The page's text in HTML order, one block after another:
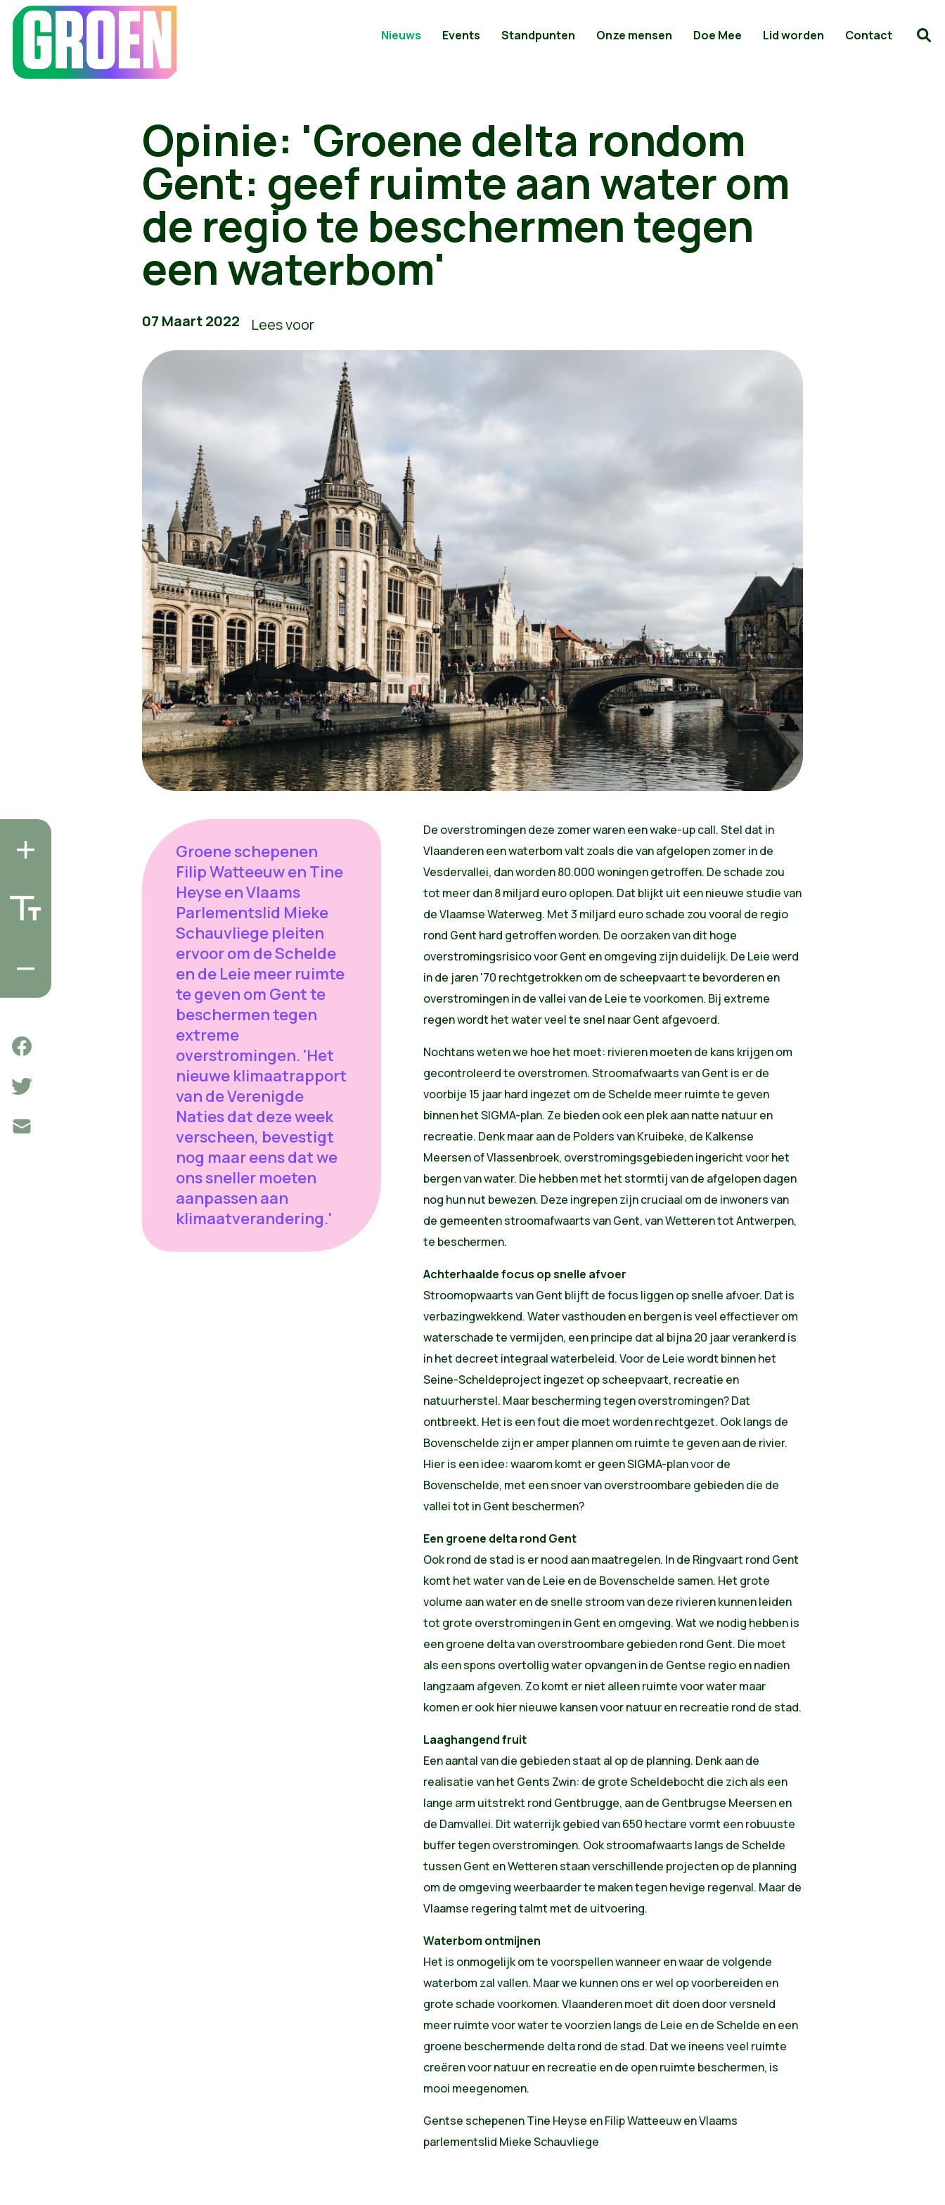
Nieuws Events Standpunten Onze mensen Doe Mee Lid worden Contact
Opinie: 'Groene delta rondom
Gent: geef ruimte aan water om
de regio te beschermen tegen
een waterbom'
07 Maart 2022 Lees voor
Groene schepenen
Filip Watteeuw en Tine
Heyse en Vlaams
Parlementslid Mieke
Schauvliege pleiten
ervoor om de Schelde
en de Leie meer ruimte
te geven om Gent te
beschermen tegen
extreme
overstromingen. 'Het
nieuwe klimaatrapport
van de Verenigde
Naties dat deze week
verscheen, bevestigt
nog maar eens dat we
ons sneller moeten
aanpassen aan
klimaatverandering.'
De overstromingen deze zomer waren een wake-up call. Stel dat in
Vlaanderen een waterbom valt zoals die van afgelopen zomer in de
Vesdervallei, dan worden 80.000 woningen getroffen. De schade zou
tot meer dan 8 miljard euro oplopen. Dat blijkt uit een nieuwe studie van
de Vlaamse Waterweg. Met 3 miljard euro schade zou vooral de regio
rond Gent hard getroffen worden. De oorzaken van dit hoge
overstromingsrisico voor Gent en omgeving zijn duidelijk. De Leie werd
in de jaren '70 rechtgetrokken om de scheepvaart te bevorderen en
overstromingen in de vallei van de Leie te voorkomen. Bij extreme
regen wordt het water veel te snel naar Gent afgevoerd.
Nochtans weten we hoe het moet: rivieren moeten de kans krijgen om
gecontroleerd te overstromen. Stroomafwaarts van Gent is er de
voorbije 15 jaar hard ingezet om de Schelde meer ruimte te geven
binnen het SIGMA-plan. Ze bieden ook een plek aan natte natuur en
recreatie. Denk maar aan de Polders van Kruibeke, de Kalkense
Meersen of Vlassenbroek, overstromingsgebieden ingericht voor het
bergen van water. Die hebben met het stormtij van de afgelopen dagen
nog hun nut bewezen. Deze ingrepen zijn cruciaal om de inwoners van
de gemeenten stroomafwaarts van Gent, van Wetteren tot Antwerpen,
te beschermen.
Achterhaalde focus op snelle afvoer
Stroomopwaarts van Gent blijft de focus liggen op snelle afvoer. Dat is
verbazingwekkend. Water vasthouden en bergen is veel effectiever om
waterschade te vermijden, een principe dat al bijna 20 jaar verankerd is
in het decreet integraal waterbeleid. Voor de Leie wordt binnen het
Seine-Scheldeproject ingezet op scheepvaart, recreatie en
natuurherstel. Maar bescherming tegen overstromingen? Dat
ontbreekt. Het is een fout die moet worden rechtgezet. Ook langs de
Bovenschelde zijn er amper plannen om ruimte te geven aan de rivier.
Hier is een idee: waarom komt er geen SIGMA-plan voor de
Bovenschelde, met een snoer van overstroombare gebieden die de
vallei tot in Gent beschermen?
Een groene delta rond Gent
Ook rond de stad is er nood aan maatregelen. In de Ringvaart rond Gent
komt het water van de Leie en de Bovenschelde samen. Het grote
volume aan water en de snelle stroom van deze rivieren kunnen leiden
tot grote overstromingen in Gent en omgeving. Wat we nodig hebben is
een groene delta van overstroombare gebieden rond Gent. Die moet
als een spons overtollig water opvangen in de Gentse regio en nadien
langzaam afgeven. Zo komt er niet alleen ruimte voor water maar
komen er ook hier nieuwe kansen voor natuur en recreatie rond de stad.
Laaghangend fruit
Een aantal van die gebieden staat al op de planning. Denk aan de
realisatie van het Gents Zwin: de grote Scheldebocht die zich als een
lange arm uitstrekt rond Gentbrugge, aan de Gentbrugse Meersen en
de Damvallei. Dit waterrijk gebied van 650 hectare vormt een robuuste
buffer tegen overstromingen. Ook stroomafwaarts langs de Schelde
tussen Gent en Wetteren staan verschillende projecten op de planning
om de omgeving weerbaarder te maken tegen hevige regenval. Maar de
Vlaamse regering talmt met de uitvoering.
Waterbom ontmijnen
Het is onmogelijk om te voorspellen wanneer en waar de volgende
waterbom zal vallen. Maar we kunnen ons er wel op voorbereiden en
grote schade voorkomen. Vlaanderen moet dit doen door versneld
meer ruimte voor water te voorzien langs de Leie en de Schelde en een
groene beschermende delta rond de stad. Dat we ineens veel ruimte
creëren voor natuur en recreatie en de open ruimte beschermen, is
mooi meegenomen.
Gentse schepenen Tine Heyse en Filip Watteeuw en Vlaams
parlementslid Mieke Schauvliege